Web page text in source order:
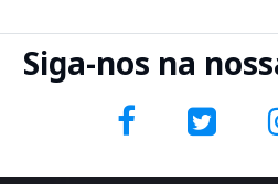
Siga-nos na